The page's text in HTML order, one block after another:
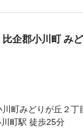
比企郡小川町 み
町みどりが丘２丁
町駅 徒歩25分